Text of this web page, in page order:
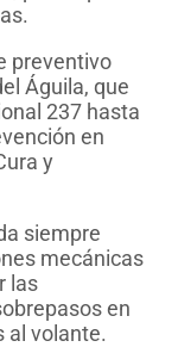
preventivo
Águila, que
237 hasta
en
y
siempre
mecánicas
las
en
al volante.